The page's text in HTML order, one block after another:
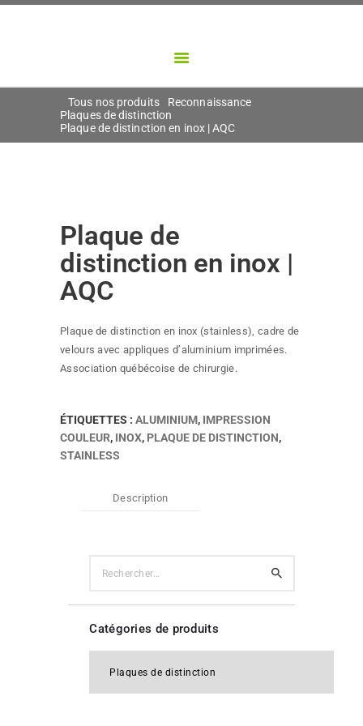
Tous nos produits
Reconnaissance
Plaques de distinction
Plaque de distinction en inox | AQC
Créateur d'objets porteurs de sens
Plaque de
distinction en inox |
AQC
Plaque de distinction en inox (stainless), cadre de
velours avec appliques d’aluminium imprimées.
Association québécoise de chirurgie.
ÉTIQUETTES : ALUMINIUM, IMPRESSION
COULEUR, INOX, PLAQUE DE DISTINCTION,
STAINLESS
Description
Catégories de produits